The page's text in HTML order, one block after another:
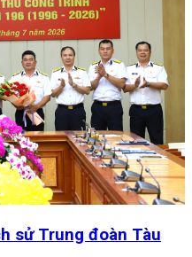
sử Trung đoàn Tàu